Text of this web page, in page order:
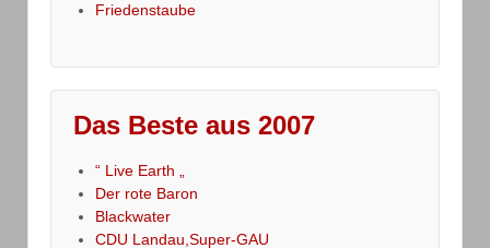
Friedenstaube
Das Beste aus 2007
“ Live Earth „
Der rote Baron
Blackwater
CDU Landau,Super-GAU